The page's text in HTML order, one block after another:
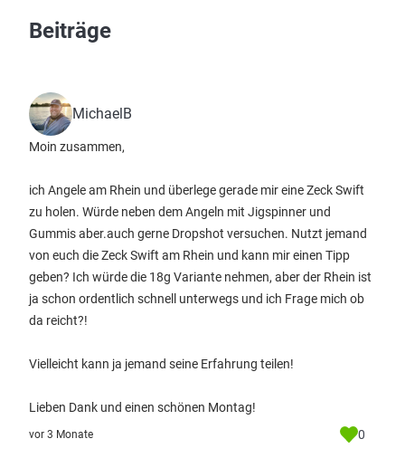
Beiträge
MichaelB
Moin zusammen,
ich Angele am Rhein und überlege gerade mir eine Zeck Swift
zu holen. Würde neben dem Angeln mit Jigspinner und
Gummis aber.auch gerne Dropshot versuchen. Nutzt jemand
von euch die Zeck Swift am Rhein und kann mir einen Tipp
geben? Ich würde die 18g Variante nehmen, aber der Rhein ist
ja schon ordentlich schnell unterwegs und ich Frage mich ob
da reicht?!
Vielleicht kann ja jemand seine Erfahrung teilen!
Lieben Dank und einen schönen Montag!
vor 3 Monate 0